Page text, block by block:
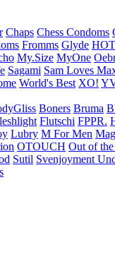
Chaps Chess Condoms
Fromms Glyde HOT
My.Size MyOne
Sagami Sam Loves
World's Best XO!
Boners Bruma
Flutschi FPPR.
Lubry M For Men
OTOUCH Out of
Sutil Svenjoyment